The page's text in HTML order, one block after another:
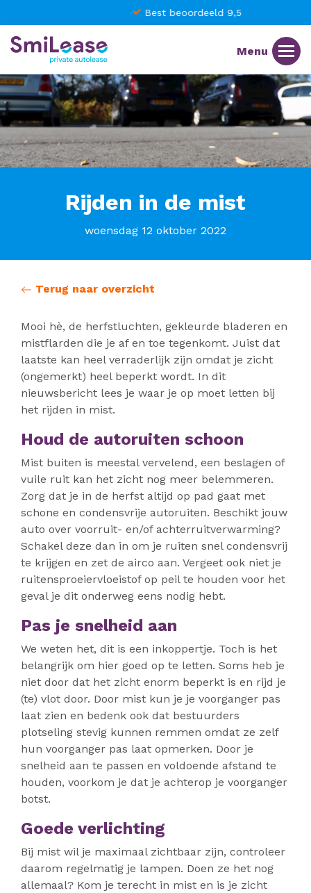
Best beoordeeld 9,5
Rijden in de mist
woensdag 12 oktober 2022
Terug naar overzicht
Mooi hè, de herfstluchten, gekleurde bladeren en
mistflarden die je af en toe tegenkomt. Juist dat
laatste kan heel verraderlijk zijn omdat je zicht
(ongemerkt) heel beperkt wordt. In dit
nieuwsbericht lees je waar je op moet letten bij
het rijden in mist.
Houd de autoruiten schoon
Mist buiten is meestal vervelend, een beslagen of
vuile ruit kan het zicht nog meer belemmeren.
Zorg dat je in de herfst altijd op pad gaat met
schone en condensvrije autoruiten. Beschikt jouw
auto over voorruit- en/of achterruitverwarming?
Schakel deze dan in om je ruiten snel condensvrij
te krijgen en zet de airco aan. Vergeet ook niet je
ruitensproeiervloeistof op peil te houden voor het
geval je dit onderweg eens nodig hebt.
Pas je snelheid aan
We weten het, dit is een inkoppertje. Toch is het
belangrijk om hier goed op te letten. Soms heb je
niet door dat het zicht enorm beperkt is en rijd je
(te) vlot door. Door mist kun je je voorganger pas
laat zien en bedenk ook dat bestuurders
plotseling stevig kunnen remmen omdat ze zelf
hun voorganger pas laat opmerken. Door je
snelheid aan te passen en voldoende afstand te
houden, voorkom je dat je achterop je voorganger
botst.
Goede verlichting
Bij mist wil je maximaal zichtbaar zijn, controleer
daarom regelmatig je lampen. Doen ze het nog
allemaal? Kom je terecht in mist en is je zicht